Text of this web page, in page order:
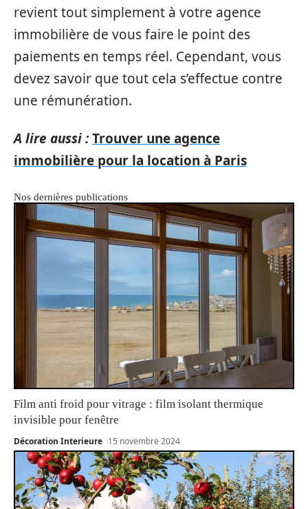
revient tout simplement à votre agence
immobilière de vous faire le point des
paiements en temps réel. Cependant, vous
devez savoir que tout cela s’effectue contre
une rémunération.
A lire aussi :Trouver une agence
immobilière pour la location à Paris
Nos dernières publications
Film anti froid pour vitrage : film isolant thermique
invisible pour fenêtre
Décoration Interieure 15 novembre 2024